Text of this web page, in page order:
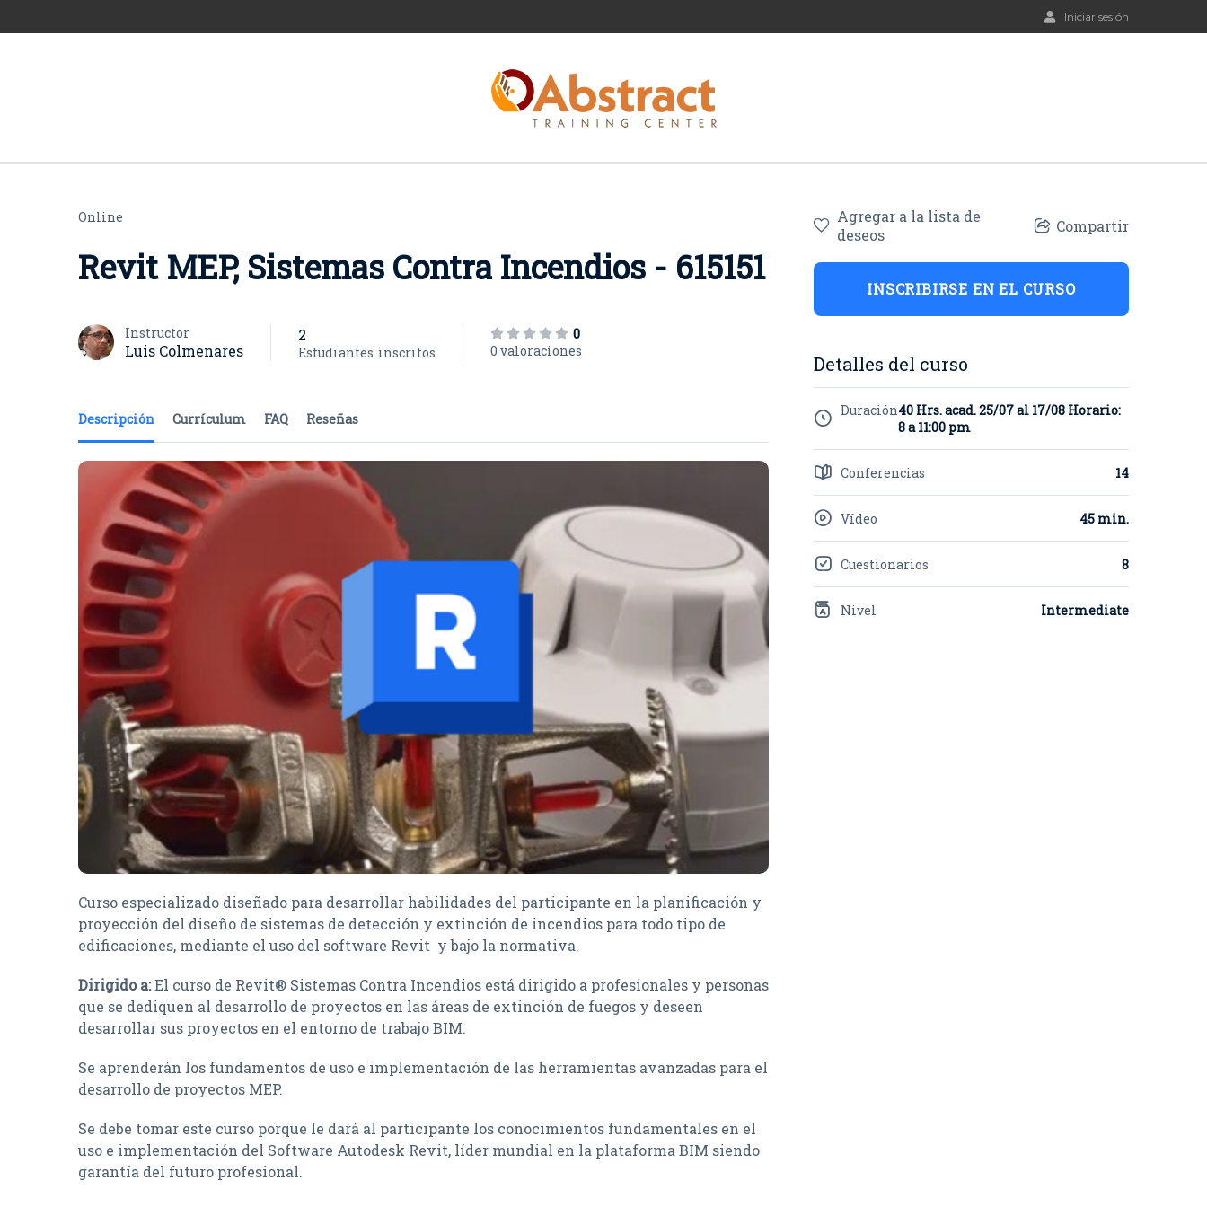
Iniciar sesión
Online
Revit MEP, Sistemas Contra Incendios - 615151
Instructor
Luis Colmenares
2
Estudiantes inscritos
0
0 valoraciones
Descripción Currículum FAQ Reseñas
Curso especializado diseñado para desarrollar habilidades del participante en la planificación y
proyección del diseño de sistemas de detección y extinción de incendios para todo tipo de
edificaciones, mediante el uso del software Revit y bajo la normativa.
Dirigido a:El curso de Revit® Sistemas Contra Incendios está dirigido a profesionales y personas
que se dediquen al desarrollo de proyectos en las áreas de extinción de fuegos y deseen
desarrollar sus proyectos en el entorno de trabajo BIM.
Se aprenderán los fundamentos de uso e implementación de las herramientas avanzadas para el
desarrollo de proyectos MEP.
Se debe tomar este curso porque le dará al participante los conocimientos fundamentales en el
uso e implementación del Software Autodesk Revit, líder mundial en la plataforma BIM siendo
garantía del futuro profesional.
Agregar a la lista de
deseos
Compartir
INSCRIBIRSE EN EL CURSO
Detalles del curso
Duración40 Hrs. acad. 25/07 al 17/08 Horario:
8 a 11:00 pm
Conferencias 14
Vídeo 45 min.
Cuestionarios 8
Nivel Intermediate